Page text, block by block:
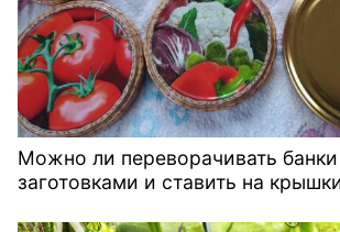
Можно ли переворачивать банки
заготовками и ставить на